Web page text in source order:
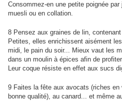
Consommez-en une petite poignée
muesli ou en collation.
8 Pensez aux graines de lin,
Petites, elles enrichissent aisément
midi, le pain du soir... Mieux vaut les
dans un moulin à épices afin de
Leur coque résiste en effet aux sucs
9 Faites la fête aux avocats (riches
bonne qualité), au canard... et même